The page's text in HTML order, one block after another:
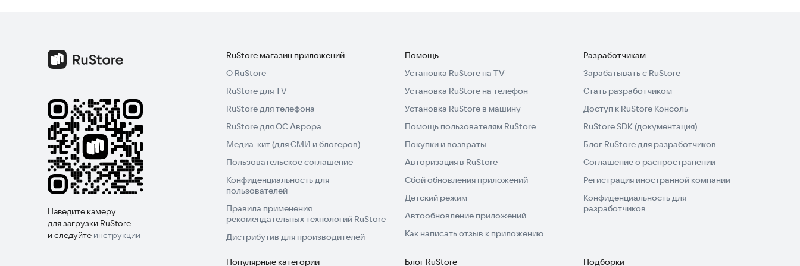
Наведите камеру
для загрузки RuStore
и следуйте инструкции
RuStore магазин приложений
О RuStore
RuStore для TV
RuStore для телефона
RuStore для ОС Аврора
Медиа-кит (для СМИ и блогеров)
Пользовательское соглашение
Конфиденциальность для
пользователей
Правила применения
рекомендательных технологий RuStore
Дистрибутив для производителей
Помощь
Установка RuStore на TV
Установка RuStore на телефон
Установка RuStore в машину
Помощь пользователям RuStore
Покупки и возвраты
Авторизация в RuStore
Сбой обновления приложений
Детский режим
Автообновление приложений
Как написать отзыв к приложению
Разработчикам
Зарабатывать с RuStore
Стать разработчиком
Доступ к RuStore Консоль
RuStore SDK (документация)
Блог RuStore для разработчиков
Соглашение о распространении
Регистрация иностранной компании
Конфиденциальность для
разработчиков
Популярные категории Блог RuStore Подборки